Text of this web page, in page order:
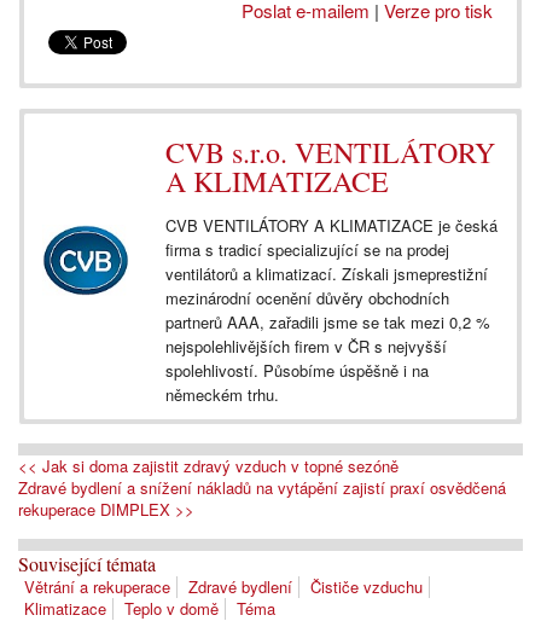
Poslat e-mailem | Verze pro tisk
CVB s.r.o. VENTILÁTORY
A KLIMATIZACE
CVB VENTILÁTORY A KLIMATIZACE je česká
firma s tradicí specializující se na prodej
ventilátorů a klimatizací. Získali jsmeprestižní
mezinárodní ocenění důvěry obchodních
partnerů AAA, zařadili jsme se tak mezi 0,2 %
nejspolehlivějších firem v ČR s nejvyšší
spolehlivostí. Působíme úspěšně i na
německém trhu.
<< Jak si doma zajistit zdravý vzduch v topné sezóně
Zdravé bydlení a snížení nákladů na vytápění zajistí praxí osvědčená
rekuperace DIMPLEX >>
Související témata
Větrání a rekuperace Zdravé bydlení
Čističe vzduchu
Klimatizace
Teplo v domě Téma